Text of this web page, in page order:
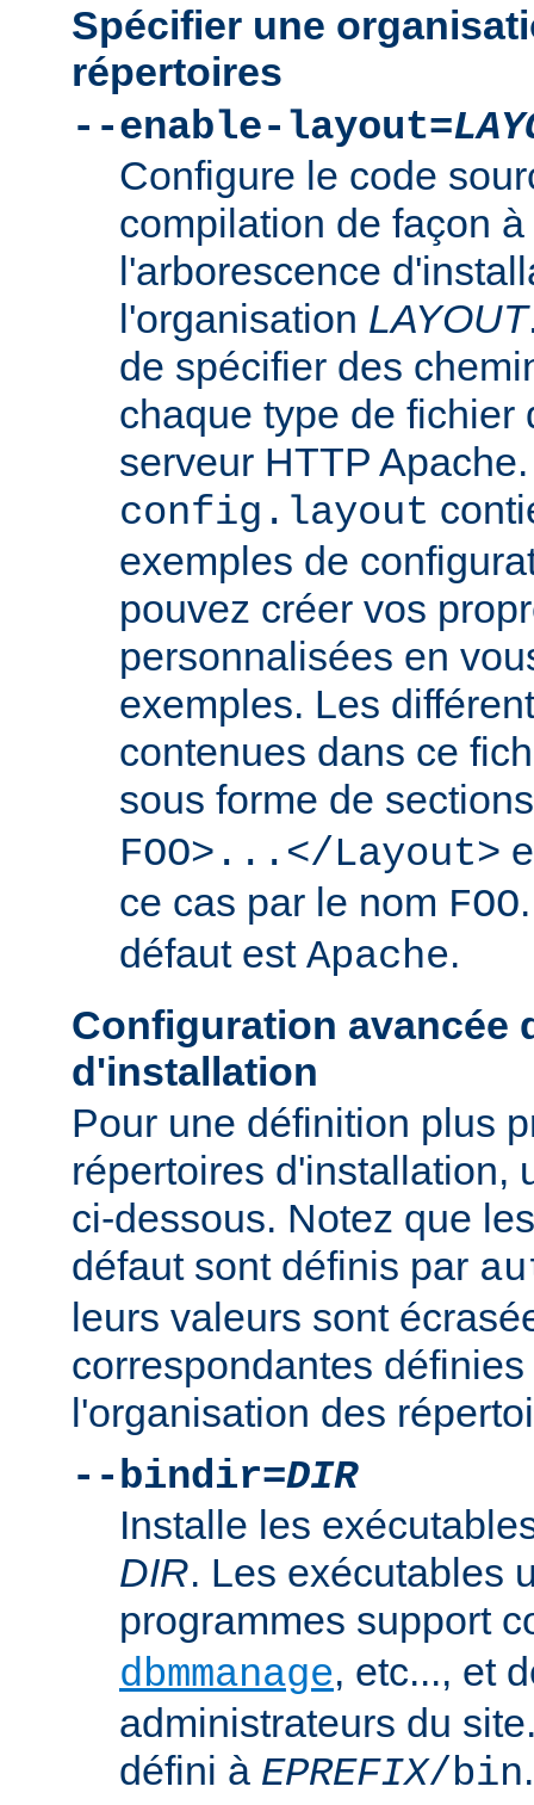
Spécifier une
répertoires
--enable-layout=
Configure le code
compilation de façon
l'arborescence
l'organisation LAYOUT
de spécifier des
chaque type de fichier
serveur HTTP
config.layout
exemples de
pouvez créer vos
personnalisées en
exemples. Les
contenues dans ce
sous forme de
FOO>...</Layout>
ce cas par le nom FOO
défaut est Apache.
Configuration avancée
d'installation
Pour une définition plus
répertoires d'installation,
ci-dessous. Notez que
défaut sont définis par
leurs valeurs sont
correspondantes
l'organisation des
--bindir=DIR
Installe les
DIR. Les exécutables
programmes support
dbmmanage, etc..., et
administrateurs du
défini à EPREFIX/bin.